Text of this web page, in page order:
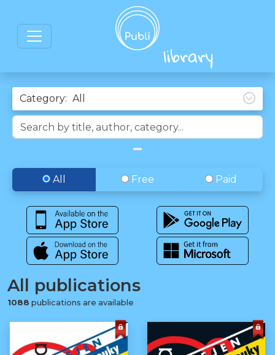
Category:
All Free Paid
All publications
1088 publications are available